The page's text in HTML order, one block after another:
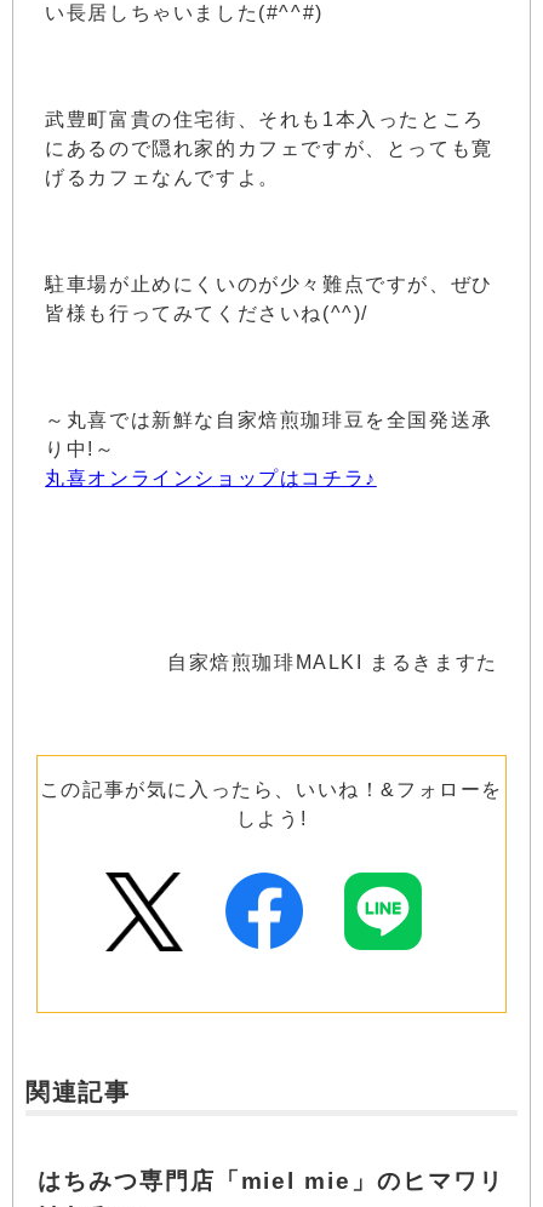
い長居しちゃいました(#^^#)
武豊町富貴の住宅街、それも1本入ったところ
にあるので隠れ家的カフェですが、とっても寛
げるカフェなんですよ。
駐車場が止めにくいのが少々難点ですが、ぜひ
皆様も行ってみてくださいね(^^)/
～丸喜では新鮮な自家焙煎珈琲豆を全国発送承
り中!～
丸喜オンラインショップはコチラ♪
自家焙煎珈琲MALKI まるきますた
この記事が気に入ったら、いいね！&フォローを
しよう!
関連記事
はちみつ専門店「miel mie」のヒマワリ